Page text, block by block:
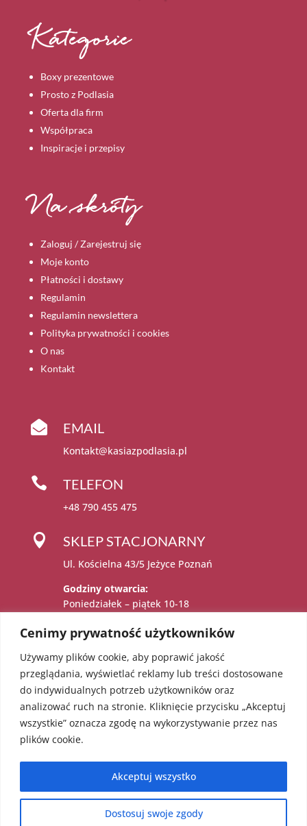
Cenimy prywatność użytkowników
Używamy plików cookie, aby poprawić jakość
przeglądania, wyświetlać reklamy lub treści dostosowane
do indywidualnych potrzeb użytkowników oraz
analizować ruch na stronie. Kliknięcie przycisku „Akceptuj
wszystkie” oznacza zgodę na wykorzystywanie przez nas
plików cookie.
Dostosuj swoje zgody
Akceptuj wszystko
Kategorie
Boxy prezentowe
Prosto z Podlasia
Oferta dla firm
Współpraca
Inspiracje i przepisy
Na skróty
Zaloguj / Zarejestruj się
Moje konto
Płatności i dostawy
Regulamin
Regulamin newslettera
Polityka prywatności i cookies
O nas
Kontakt
 EMAIL
Kontakt@kasiazpodlasia.pl
 TELEFON
+48 790 455 475
 SKLEP STACJONARNY
Ul. Kościelna 43/5 Jeżyce Poznań
Godziny otwarcia:
Poniedziałek – piątek 10-18

Administratorem danych osobowych jest:
Katarzyna Sadowska – Karolczak prowadzący
działalność gospodarczą pod firmą EcoAngel
Katarzyna Sadowska – Karolczak pod adresem
os. Bolesława Chrobrego 36/18, 60-681
Poznań. NIP: 5451623303 REGON: 052241855